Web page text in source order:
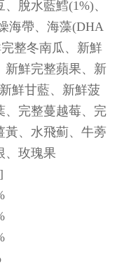
脫水藍鱈(1%)、
海帶、海藻(DHA
整冬南瓜、新鮮
新鮮完整蘋果、新
鮮甘藍、新鮮菠
、完整蔓越莓、完
黃、水飛薊、牛蒡
、玫瑰果